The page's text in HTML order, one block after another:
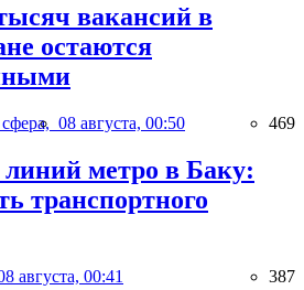
вакансий в
остаются
08 августа, 00:50 469
линий метро в Баку:
транспортного
августа, 00:41 387